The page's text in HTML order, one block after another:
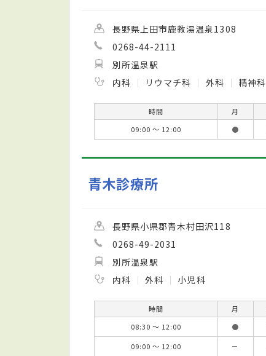
長野県上田市鹿教湯温泉1308
0268-44-2111
別所温泉駅
内科
リウマチ科 外科 精神科
時間 月
09:00 ～ 12:00
●
青木診療所
長野県小県郡青木村田沢118
0268-49-2031
別所温泉駅
内科
外科 小児科
時間 月
08:30 ～ 12:00
●
09:00 ～ 12:00
－